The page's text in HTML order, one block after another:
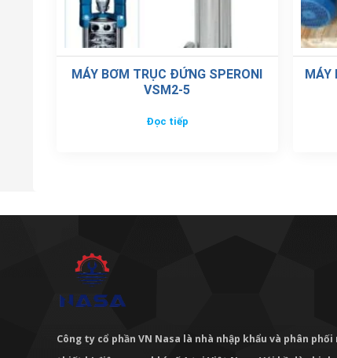
MÁY BƠM TRỤC ĐỨNG SPERONI
VSM2-5
Đọc tiếp
MÁY
Công ty cổ phần VN Nasa là nhà nhập khẩu và phân phối